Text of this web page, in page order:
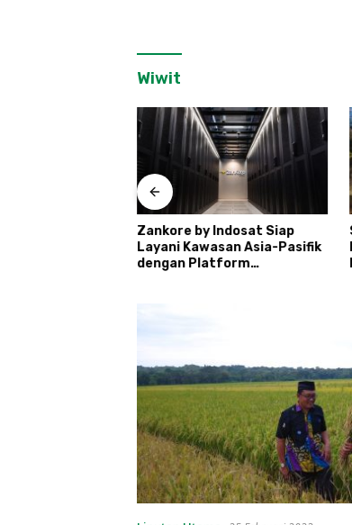
Wiwit
Zankore by Indosat Siap
Layani Kawasan Asia-Pasifik
dengan Platform